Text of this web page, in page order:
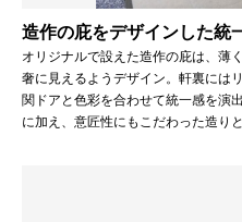
造作の庇をデザインした統
オリジナルで設えた造作の庇は、薄
奢に見えるようデザイン。軒裏には
関ドアと色彩を合わせて統一感を演
に加え、意匠性にもこだわった造り